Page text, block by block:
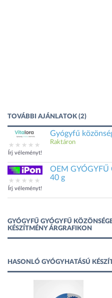
TOVÁBBI AJÁNLATOK (2)
Írj véleményt!
Gyógyfű
Raktáron
Írj véleményt!
OEM GYÓGYFŰ
40 g
GYÓGYFŰ GYÓGYFŰ
KÉSZÍTMÉNY ÁRGRAFIKON
HASONLÓ GYÓGYHATÁSÚ